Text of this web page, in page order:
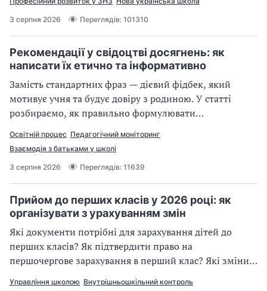
3 серпня 2026 Переглядів: 101310
Рекомендації у свідоцтві досягнень: як
написати їх етично та інформативно
Замість стандартних фраз — дієвий фідбек, який
мотивує учня та будує довіру з родиною. У статті
розбираємо, як правильно формулювати
оціночних суджень і «вироків». Спеціально для вас ми
зібрали готові зразки коментарів - читайте та
використовуйте
Освітній процес Педагогічний моніторинг
Взаємодія з батьками у школі
3 серпня 2026 Переглядів: 11639
Прийом до перших класів у 2026 році: як
організувати з урахуванням змін
Які документи потрібні для зарахування дітей до
перших класів? Як підтвердити право на
першочергове зарахування в перший клас? Які зміни в
Управління школою Внутрішньошкільний контроль